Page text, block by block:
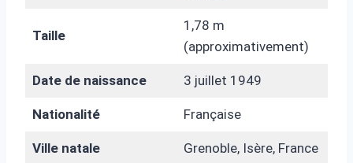
Taille
1,78 m
(approximativement)
Date de naissance 3 juillet 1949
Nationalité Française
Ville natale Grenoble, Isère, France